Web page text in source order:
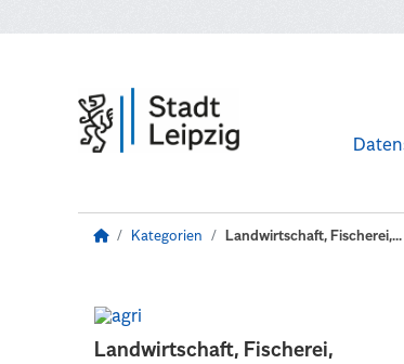
Kategorien Landwirtschaft, Fischerei,...
Landwirtschaft, Fischerei,